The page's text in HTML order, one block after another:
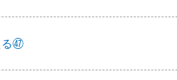
㊼